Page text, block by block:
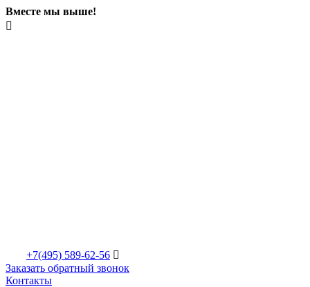
Вместе мы выше!

+7(495) 589-62-56 
Заказать обратный звонок
Контакты